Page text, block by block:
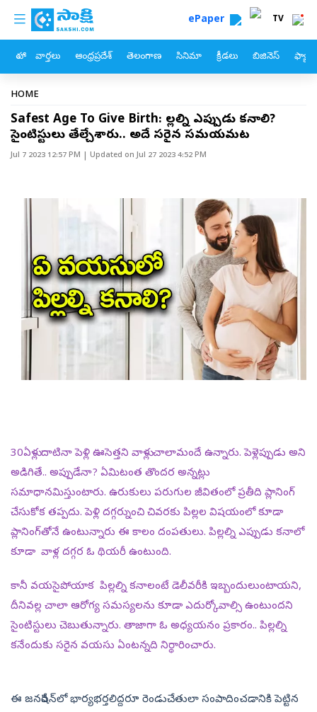
Skip to main content
custom menu ePaper TV
హోం వార్తలు ఆంధ్రప్రదేశ్ తెలంగాణ సినిమా క్రీడలు బిజినెస్
Breadcrumb
HOME
Safest Age To Give Birth: పిల్లల్ని ఎప్పుడు కనాలి?
సైంటిస్టులు తేల్చేశారు.. అదే సరైన సమయమట
Jul 7 2023 12:57 PM | Updated onJul 27 2023 4:52 PM
30ఏళ్లు దాటినా పెళ్లి ఊసెత్తని వాళ్లు చాలామందే ఉన్నారు. పెళ్లెప్పుడు అని
అడిగితే.. అప్పుడేనా? ఏమిటంత తొందర అన్నట్లు
సమాధానమిస్తుంటారు. ఉరుకులు పరుగుల జీవితంలో ప్రతీది ప్లానింగ్
చేసుకోక తప్పదు. పెళ్లి దగ్గర్నుంచి చివరకు పిల్లల విషయంలో కూడా
ప్లానింగ్‌తోనే ఉంటున్నారు ఈ కాలం దంపతులు. పిల్లల్ని ఎప్పుడు కనాలో
కూడా వాళ్ల దగ్గర ఓ థియరీ ఉంటుంది.
కానీ వయసైపోయాక పిల్లల్ని కనాలంటే డెలీవరీకి ఇబ్బందులుంటాయని,
దీనివల్ల చాలా ఆరోగ్య సమస్యలను కూడా ఎదుర్కోవాల్సి ఉంటుందని
సైంటిస్టులు చెబుతున్నారు. తాజాగా ఓ అధ్యయనం ప్రకారం.. పిల్లల్ని
కనేందుకు సరైన వయసు ఏంటన్నది నిర్థారించారు.
ఈ జనరేషన్‌లో భార్యభర్తలిద్దరూ రెండుచేతులా సంపాదించడానికి పెట్టిన